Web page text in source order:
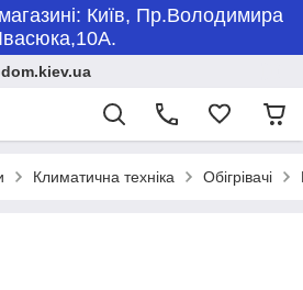
Київ, Пр.Володимира
Івасюка,10А.
Климатична техніка Обігрівачі